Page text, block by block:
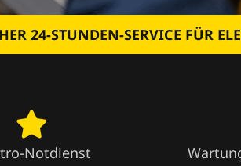
24-STUNDEN-SERVICE FÜR
Notdienst